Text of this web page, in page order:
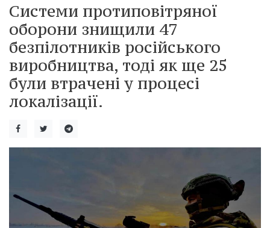
Системи протиповітряної
оборони знищили 47
безпілотників російського
виробництва, тоді як ще 25
були втрачені у процесі
локалізації.